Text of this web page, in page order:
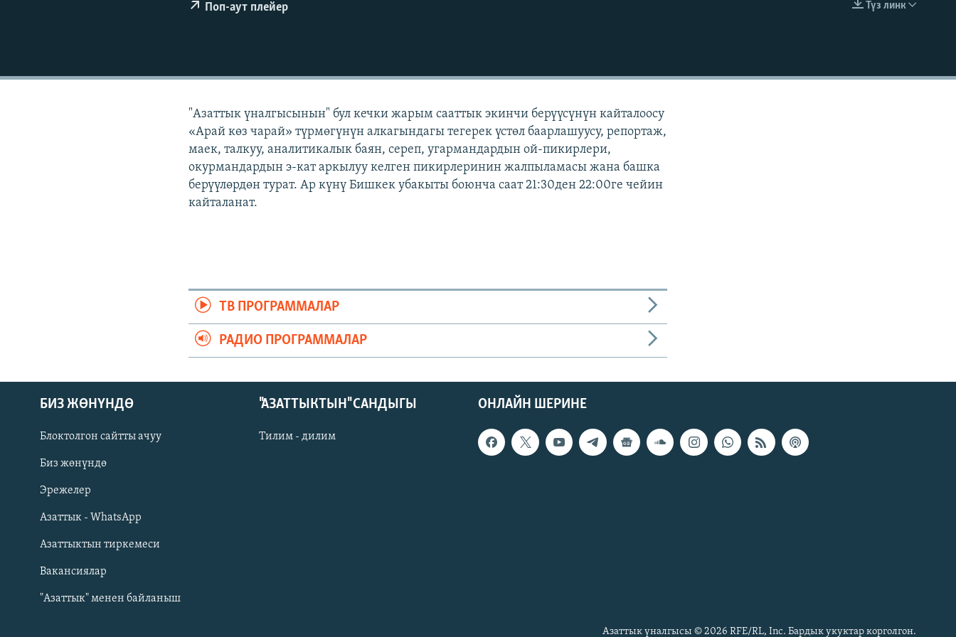
Русский
ОНЛАЙН ШЕРИНЕ
EMBED
Түз линк
Поп-аут плейер
"Азаттык үналгысынын" бул кечки жарым сааттык экинчи берүүсүнүн кайталоосу
«Арай көз чарай» түрмөгүнүн алкагындагы тегерек үстөл баарлашуусу, репортаж,
маек, талкуу, аналитикалык баян, сереп, угармандардын ой-пикирлери,
окурмандардын э-кат аркылуу келген пикирлеринин жалпыламасы жана башка
берүүлөрдөн турат. Ар күнү Бишкек убакыты боюнча саат 21:30ден 22:00ге чейин
кайталанат.
ТВ ПРОГРАММАЛАР
РАДИО ПРОГРАММАЛАР
ОНЛАЙН ШЕРИНЕ
БИЗ ЖӨНҮНДӨ
Блоктолгон сайтты ачуу
Биз жөнүндө
Эрежелер
Азаттык - WhatsApp
Азаттыктын тиркемеси
Вакансиялар
"Азаттык" менен байланыш
"АЗАТТЫКТЫН" САНДЫГЫ
Тилим - дилим
Азаттык үналгысы © 2026 RFE/RL, Inc. Бардык укуктар корголгон.